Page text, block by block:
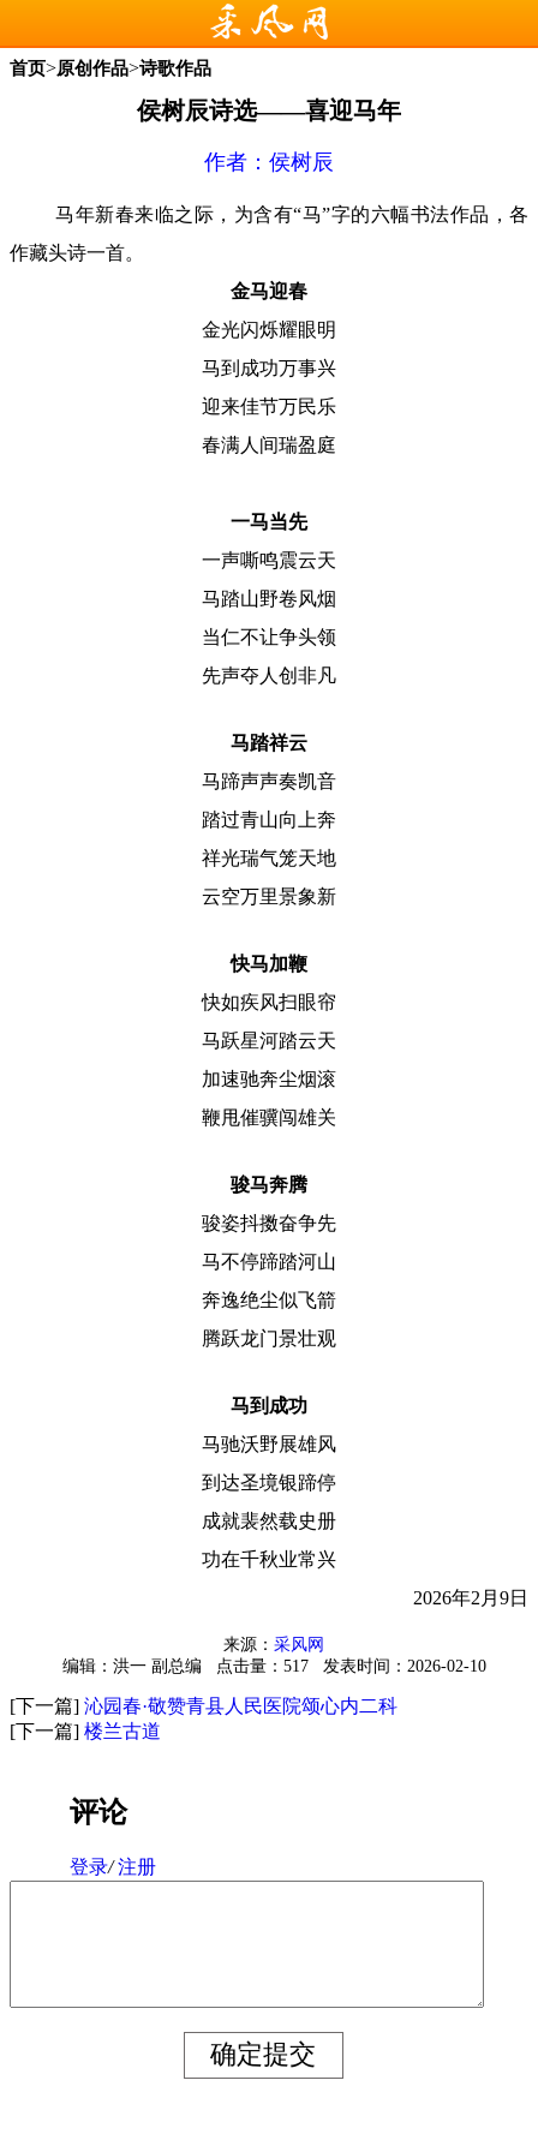
首页>原创作品>诗歌作品
侯树辰诗选——喜迎马年
作者：侯树辰
马年新春来临之际，为含有“马”字的六幅书法作品，各
作藏头诗一首。
金马迎春
金光闪烁耀眼明
马到成功万事兴
迎来佳节万民乐
春满人间瑞盈庭
一马当先
一声嘶鸣震云天
马踏山野卷风烟
当仁不让争头领
先声夺人创非凡
马踏祥云
马蹄声声奏凯音
踏过青山向上奔
祥光瑞气笼天地
云空万里景象新
快马加鞭
快如疾风扫眼帘
马跃星河踏云天
加速驰奔尘烟滚
鞭甩催骥闯雄关
骏马奔腾
骏姿抖擞奋争先
马不停蹄踏河山
奔逸绝尘似飞箭
腾跃龙门景壮观
马到成功
马驰沃野展雄风
到达圣境银蹄停
成就裴然载史册
功在千秋业常兴
2026年2月9日
来源： 采风网
编辑：洪一 副总编
点击量：517 发表时间：2026-02-10
[下一篇] 沁园春·敬赞青县人民医院颂心内二科
[下一篇] 楼兰古道
评论
登录/ 注册